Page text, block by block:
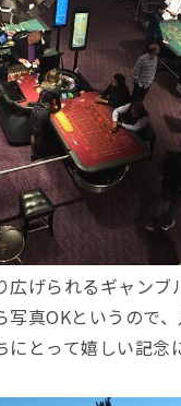
広げられるギャンブ
写真OKというので
とって嬉しい記念